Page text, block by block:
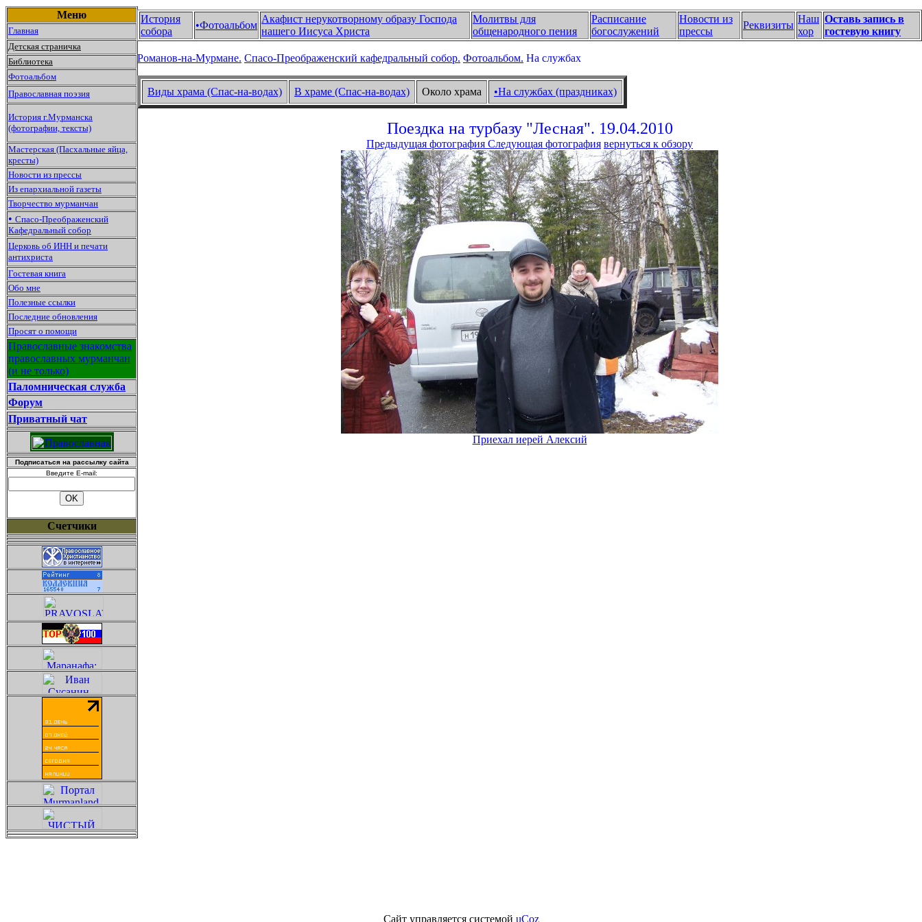
Меню
Главная
Детская страничка
Библиотека
Фотоальбом
Православная поэзия
История г.Мурманска
(фотографии, тексты)
Мастерская (Пасхальные яйца,
кресты)
Новости из прессы
Из епархиальной газеты
Творчество мурманчан
• Спасо-Преображенский
Кафедральный собор
Церковь об ИНН и печати
антихриста
Гостевая книга
Обо мне
Полезные ссылки
Последние обновления
Просят о помощи
Православные знакомства
православных мурманчан
(и не только)
Паломническая служба
Форум
Приватный чат
Подписаться на рассылку сайта
Введите E-mail:
Счетчики
История
собора
•Фотоальбом
Акафист нерукотворному образу Господа
нашего Иисуса Христа
Молитвы для
общенародного пения
Расписание
богослужений
Новости из
прессы
Реквизиты
Наш
хор
Оставь запись в
гостевую книгу
Романов-на-Мурмане. Спасо-Преображенский кафедральный собор. Фотоальбом. На службах
Виды храма (Спас-на-водах) В храме (Спас-на-водах) Около храма •На службах (праздниках)
Поездка на турбазу "Лесная". 19.04.2010
Предыдущая фотография Следующая фотография вернуться к обзору
Приехал иерей Алексий
Сайт управляется системой uCoz